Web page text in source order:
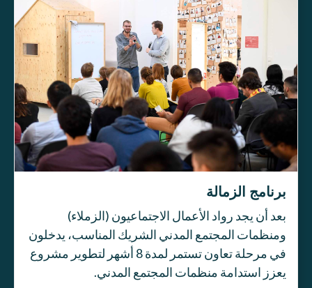
برنامج الزمالة
بعد أن يجد رواد الأعمال الاجتماعيون (الزملاء)
ومنظمات المجتمع المدني الشريك المناسب، يدخلون
في مرحلة تعاون تستمر لمدة 8 أشهر لتطوير مشروع
يعزز استدامة منظمات المجتمع المدني.